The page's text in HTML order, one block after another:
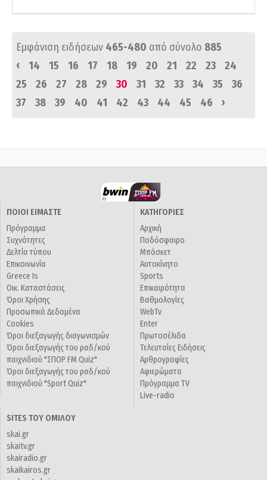
Εμφάνιση ειδήσεων 465-480 από σύνολο 885
‹
14 15 16 17 18 19 20 21 22 23
24
25
26 27 28 29 30 31 32 33 34 35
36
37
38 39 40 41 42 43 44 45 46 ›
ΠΟΙΟΙ ΕΙΜΑΣΤΕ
Πρόγραμμα
Συχνότητες
Δελτία τύπου
Επικοινωνία
Greece Is
Οικ. Καταστάσεις
Όροι Χρήσης
Προσωπικά Δεδομένα
Cookies
Όροι διεξαγωγής διαγωνισμών
Όροι διεξαγωγής του ραδ/κού
παιχνιδιού "ΣΠΟΡ FM Quiz"
Όροι διεξαγωγής του ραδ/κού
παιχνιδιού "Sport Quiz"
ΚΑΤΗΓΟΡΙΕΣ
Αρχική
Ποδόσφαιρο
Μπάσκετ
Αυτοκίνητο
Sports
Επικαιρότητα
Βαθμολογίες
WebTv
Enter
Πρωτοσέλιδα
Τελευταίες Ειδήσεις
Αρθρογραφίες
Αφιερώματα
Πρόγραμμα TV
Live-radio
SITES ΤΟΥ ΟΜΙΛΟΥ
skai.gr
skaitv.gr
skairadio.gr
skaikairos.gr